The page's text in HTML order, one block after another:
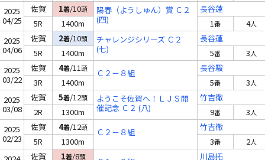
2025
04/25
佐賀 1着/10頭
陽春（ようしゅん）賞 Ｃ２
(四)
長谷蓮
5R
1400m 1番 4人
2025
04/06
佐賀 2着/10頭
チャレンジシリーズ Ｃ２
(七)
長谷蓮
5R
1400m 5番 3人
2025
03/22
佐賀 4着/11頭 Ｃ２－８組
長谷駿
3R
1400m 5番 3人
2025
03/08
佐賀 5着/12頭
ようこそ佐賀へ！ＬＪＳ開
催記念 Ｃ２ (八)
竹吉徹
2R
1300m 9番 3人
2025
02/23
佐賀 4着/12頭 Ｃ２－８組
竹吉徹
5R
1300m 3番 2人
佐賀 1着/8頭
川島拓